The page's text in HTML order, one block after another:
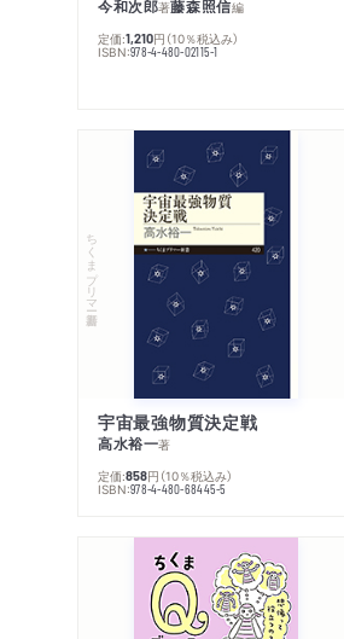
今和次郎著藤森照信編
定価:1,210円 （10％税込み）
ISBN:978-4-480-02115-1
ちくまプリマー新書
宇宙最強物質決定戦
高水裕一著
定価:858円 （10％税込み）
ISBN:978-4-480-68445-5